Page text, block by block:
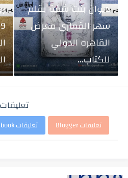
ديوان بنت شفة بقلم
سهر القماري معرض
القاهره الدولي
للكتاب...
تعليقات
تعليقات Blogger تعليقات Facebook